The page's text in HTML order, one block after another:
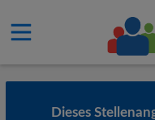
Dieses